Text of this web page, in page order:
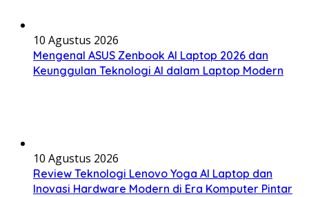
10 Agustus 2026
Mengenal ASUS Zenbook AI Laptop 2026 dan
Keunggulan Teknologi AI dalam Laptop Modern
10 Agustus 2026
Review Teknologi Lenovo Yoga AI Laptop dan
Inovasi Hardware Modern di Era Komputer Pintar